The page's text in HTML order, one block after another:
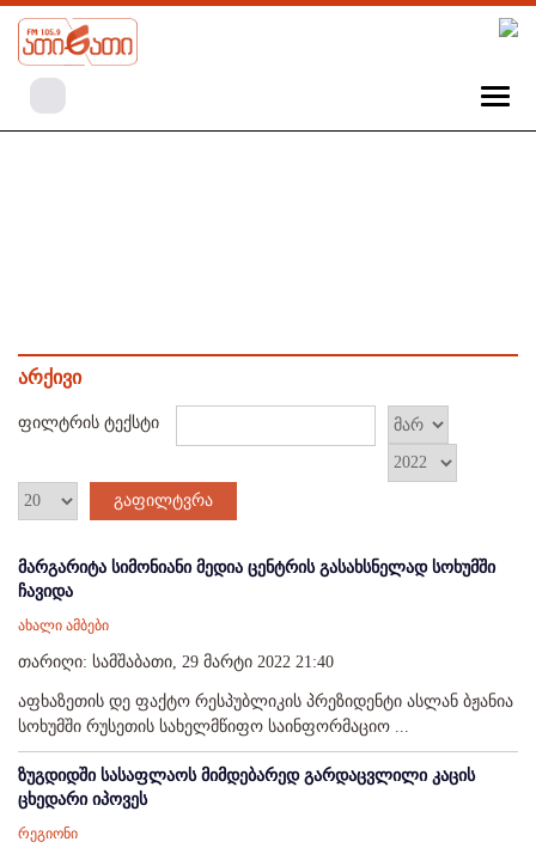
არქივი
ფილტრის ტექსტი
გაფილტვრა
მარგარიტა სიმონიანი მედია ცენტრის გასახსნელად სოხუმში
ჩავიდა
ახალი ამბები
თარიღი: სამშაბათი, 29 მარტი 2022 21:40
აფხაზეთის დე ფაქტო რესპუბლიკის პრეზიდენტი ასლან ბჟანია
სოხუმში რუსეთის სახელმწიფო საინფორმაციო ...
ზუგდიდში სასაფლაოს მიმდებარედ გარდაცვლილი კაცის
ცხედარი იპოვეს
რეგიონი